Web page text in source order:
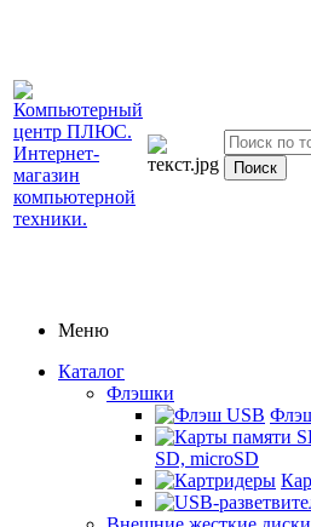
Меню
Каталог
Флэшки
SD, microSD